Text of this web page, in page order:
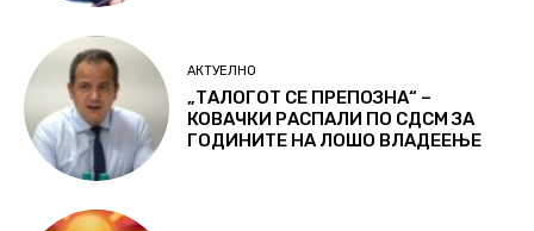
АКТУЕЛНО
„ТАЛОГОТ СЕ ПРЕПОЗНА“ –
КОВАЧКИ РАСПАЛИ ПО СДСМ ЗА
ГОДИНИТЕ НА ЛОШО ВЛАДЕЕЊЕ